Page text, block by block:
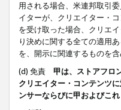
用される場合、米連邦取引
イターが、クリエイター・
を受け取った場合、クリエ
り決めに関する全ての適用
を、開示に関連するものを
(d) 免責 甲は、ストアフロ
クリエイター・コンテンツ
ンサーならびに甲およびこ